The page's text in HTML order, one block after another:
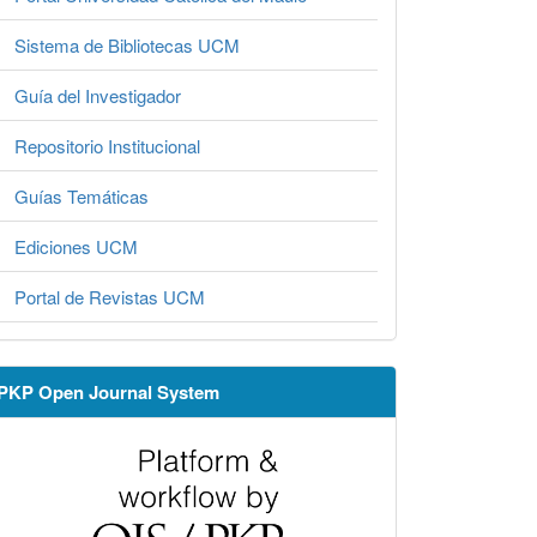
Sistema de Bibliotecas UCM
Guía del Investigador
Repositorio Institucional
Guías Temáticas
Ediciones UCM
Portal de Revistas UCM
Open Journal System